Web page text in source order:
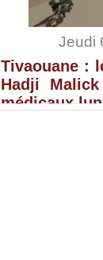
Jeudi
Tivaouane :
Hadji
médicaux